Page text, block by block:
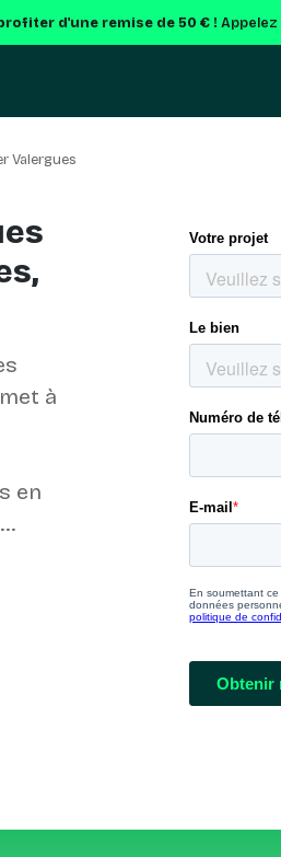
d'une remise de 50 € !Appelez
Valergues
à
en